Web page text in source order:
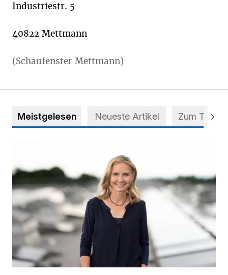
Industriestr. 5
40822 Mettmann
(Schaufenster Mettmann)
Meistgelesen Neueste Artikel Zum Thema